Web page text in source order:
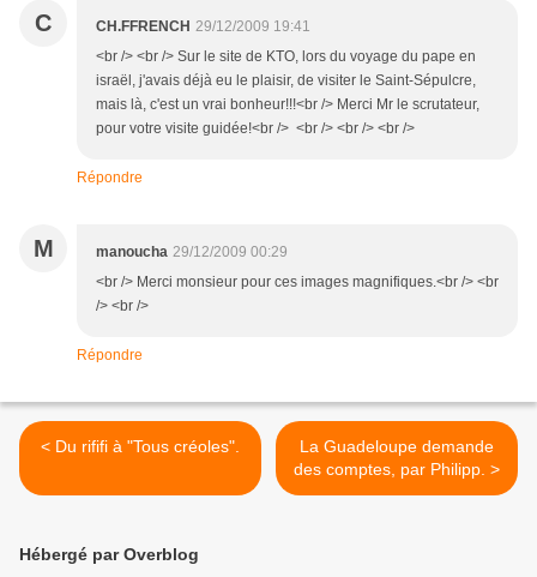
C CH.FFRENCH 29/12/2009 19:41
<br /> <br /> Sur le site de KTO, lors du voyage du pape en
israël, j'avais déjà eu le plaisir, de visiter le Saint-Sépulcre,
mais là, c'est un vrai bonheur!!!<br /> Merci Mr le scrutateur,
pour votre visite guidée!<br /> <br /> <br /> <br />
Répondre
M manoucha 29/12/2009 00:29
<br /> Merci monsieur pour ces images magnifiques.<br /> <br
/> <br />
Répondre
< Du rififi à "Tous créoles".
La Guadeloupe demande
des comptes, par Philipp. >
Hébergé par Overblog